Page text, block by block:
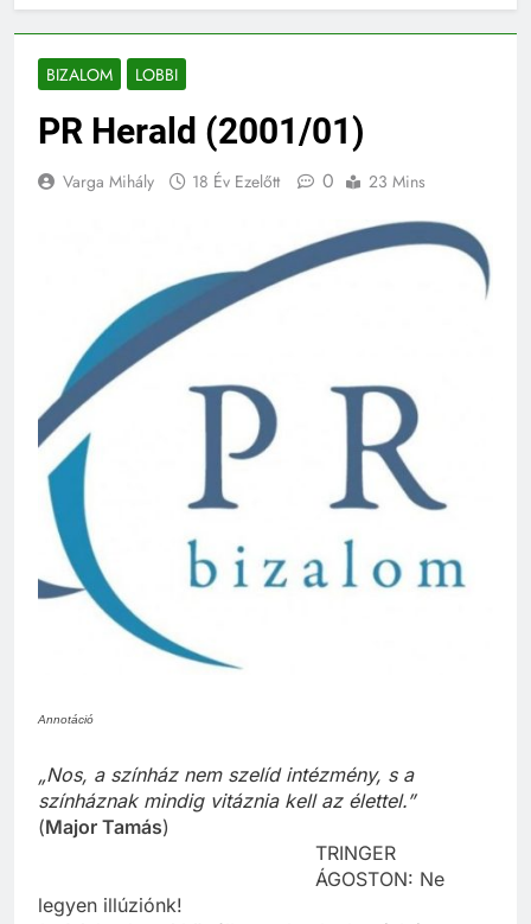
BIZALOM LOBBI
PR Herald (2001/01)
Varga Mihály 18 Év Ezelőtt 0 23 Mins
Annotáció
„Nos, a színház nem szelíd intézmény, s a
színháznak mindig vitáznia kell az élettel.”
(Major Tamás)
TRINGER
ÁGOSTON: Ne
legyen illúziónk!